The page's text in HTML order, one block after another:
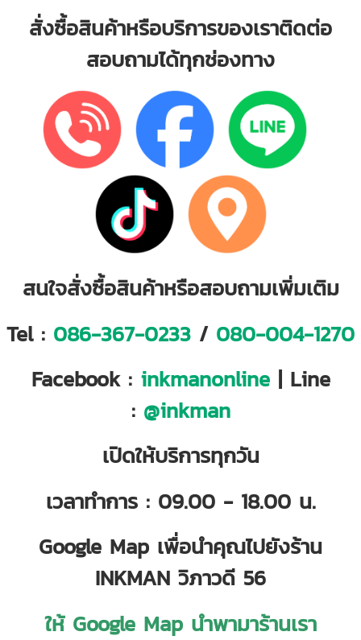
สั่งซื้อสินค้าหรือบริการของเราติดต่อ
สอบถามได้ทุกช่องทาง
สนใจสั่งซื้อสินค้าหรือสอบถามเพิ่มเติม
Tel : 086-367-0233 / 080-004-1270
Facebook : inkmanonline| Line
: @inkman
เปิดให้บริการทุกวัน
เวลาทำการ : 09.00 - 18.00 น.
Google Map เพื่อนำคุณไปยังร้าน
INKMAN วิภาวดี 56
ให้ Google Map นำพามาร้านเรา